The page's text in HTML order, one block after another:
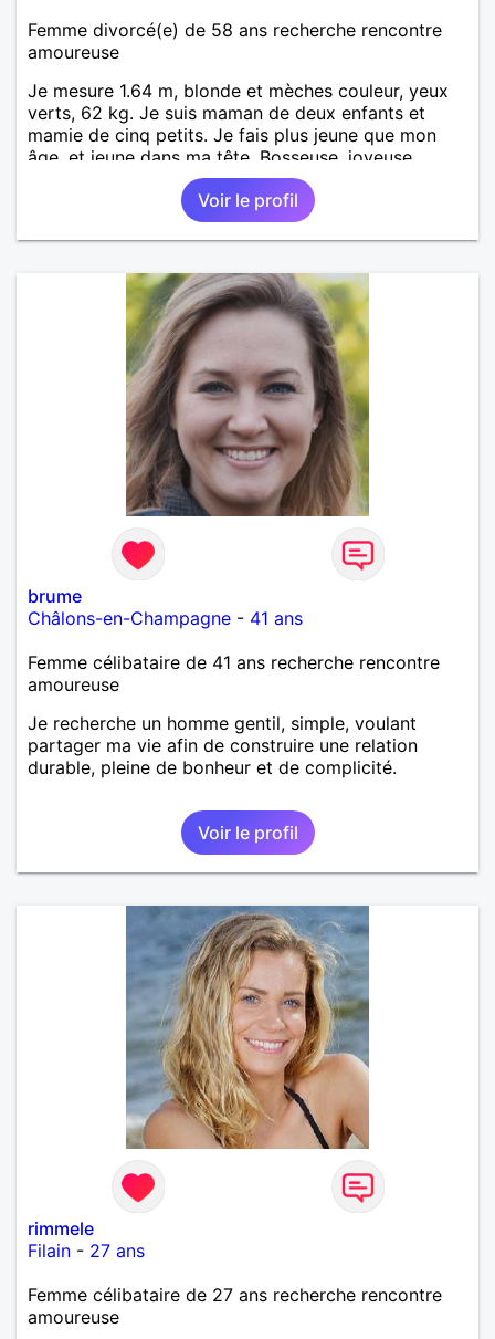
Femme divorcé(e) de 58 ans recherche rencontre
amoureuse
Je mesure 1.64 m, blonde et mèches couleur, yeux
verts, 62 kg. Je suis maman de deux enfants et
mamie de cinq petits. Je fais plus jeune que mon
âge, et jeune dans ma tête. Bosseuse, joyeuse,
sensible, bienveillante, aimant aller danser ou rester
tranquille à la maison. Balades, bricolage... j'ai un
chien. Je suis AES de métier et j'exerce à mon
compte. PAT votre num merci.
Voir le profil
brume
Châlons-en-Champagne - 41 ans
Femme célibataire de 41 ans recherche rencontre
amoureuse
Je recherche un homme gentil, simple, voulant
partager ma vie afin de construire une relation
durable, pleine de bonheur et de complicité.
Voir le profil
rimmele
Filain - 27 ans
Femme célibataire de 27 ans recherche rencontre
amoureuse